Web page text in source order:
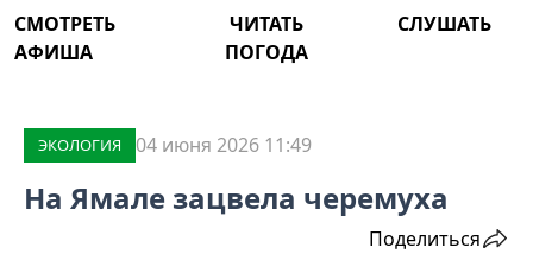
СМОТРЕТЬ ЧИТАТЬ
СЛУШАТЬ
АФИША
ПОГОДА
ЭКОЛОГИЯ 04 июня 2026 11:49
На Ямале зацвела черемуха
Поделиться